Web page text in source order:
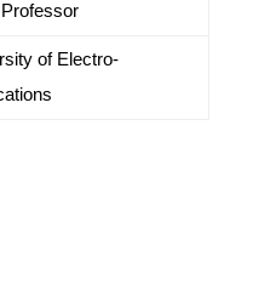
of Electro-